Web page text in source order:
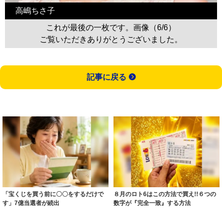
高嶋ちさ子
これが最後の一枚です。画像（6/6）
ご覧いただきありがとうございました。
記事に戻る
「宝くじを買う前に〇〇をするだけで
す」7億当選者が続出
８月のロト6はこの方法で買え!!６つの
数字が『完全一致』する方法